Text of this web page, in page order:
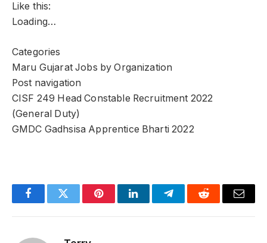
Like this:
Loading…
Categories
Maru Gujarat Jobs by Organization
Post navigation
CISF 249 Head Constable Recruitment 2022
(General Duty)
GMDC Gadhsisa Apprentice Bharti 2022
FacebookTwitter PinterestLinkedInTelegramReddit Email